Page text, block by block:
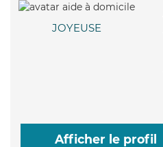
JOYEUSE
Afficher le profil